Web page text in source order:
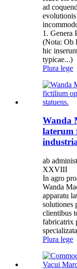
ad
1. Genera
(Nota: Ob
hic
typicae...)
Plura lege
Wanda
laterum
ab
XXVIII
In agro
Wanda
apparatu
solutiones
clientibus
fabricatrix
Plura lege